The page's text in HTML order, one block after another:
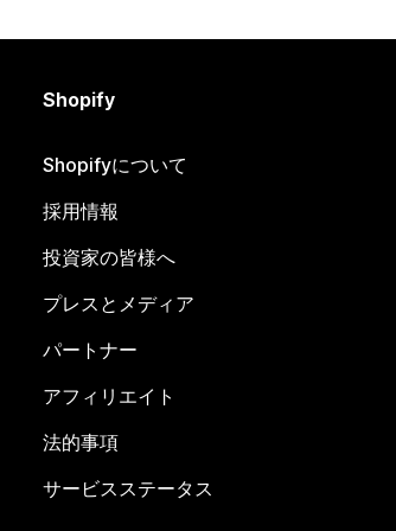
Shopify
Shopifyについて
採用情報
投資家の皆様へ
プレスとメディア
パートナー
アフィリエイト
法的事項
サービスステータス